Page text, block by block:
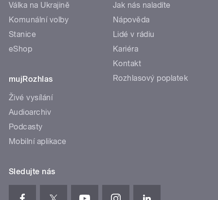
Válka na Ukrajině
Komunální volby
Stanice
eShop
mujRozhlas
Živé vysílání
Audioarchiv
Podcasty
Mobilní aplikace
Jak nás naladíte
Nápověda
Lidé v rádiu
Kariéra
Kontakt
Rozhlasový poplatek
Sledujte nás